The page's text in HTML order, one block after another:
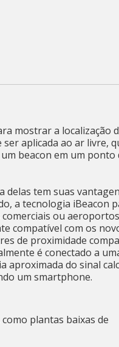
mostrar a localização
aplicada ao ar livre,
beacon em um ponto
tem suas
a tecnologia iBeacon
ou
compatível com os
de proximidade
é conectado a
aproximada do sinal
um smartphone.
plantas baixas de